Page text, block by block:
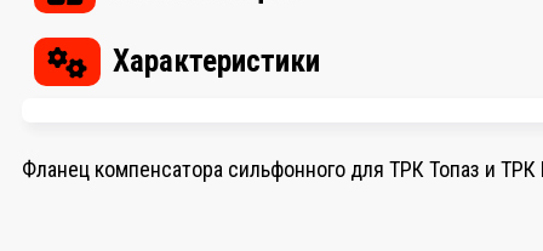
Характеристики
Фланец компенсатора сильфонного для ТРК Топаз и